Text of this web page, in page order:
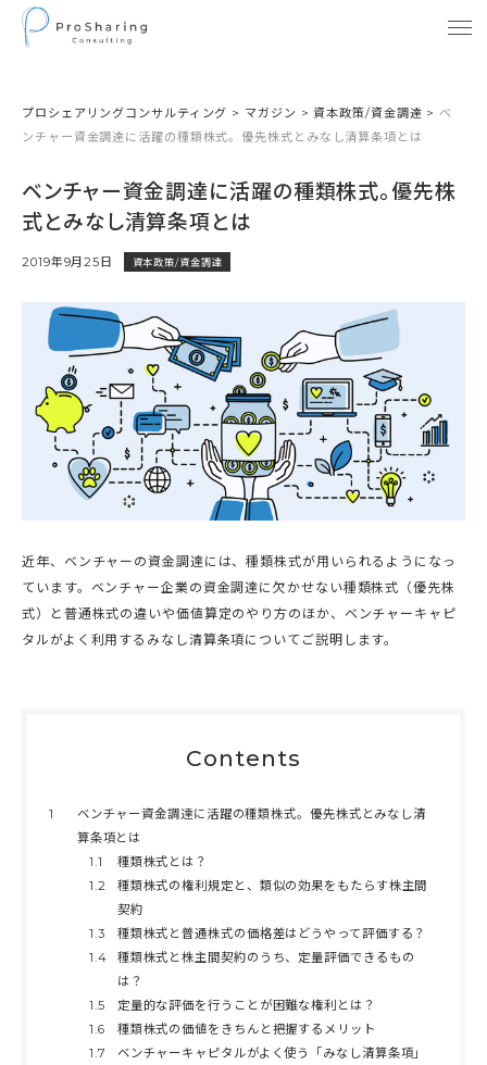
プロシェアリングコンサルティング > マガジン >資本政策/資金調達 > ベ
ンチャー資金調達に活躍の種類株式。優先株式とみなし清算条項とは
ベンチャー資金調達に活躍の種類株式。優先株
式とみなし清算条項とは
2019年9月25日 資本政策/資金調達
近年、ベンチャーの資金調達には、種類株式が用いられるようになっ
ています。ベンチャー企業の資金調達に欠かせない種類株式（優先株
式）と普通株式の違いや価値算定のやり方のほか、ベンチャーキャピ
タルがよく利用するみなし清算条項についてご説明します。
Contents
1
ベンチャー資金調達に活躍の種類株式。優先株式とみなし清
算条項とは
1.1
種類株式とは？
1.2
種類株式の権利規定と、類似の効果をもたらす株主間
契約
1.3
種類株式と普通株式の価格差はどうやって評価する？
1.4
種類株式と株主間契約のうち、定量評価できるもの
は？
1.5
定量的な評価を行うことが困難な権利とは？
1.6
種類株式の価値をきちんと把握するメリット
1.7
ベンチャーキャピタルがよく使う「みなし清算条項」